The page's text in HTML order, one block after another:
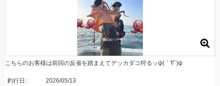
こちらのお客様は前回の反省を踏まえてデッカダコ狩るッψ(｀∇´)ψ
釣行日 2026/05/13